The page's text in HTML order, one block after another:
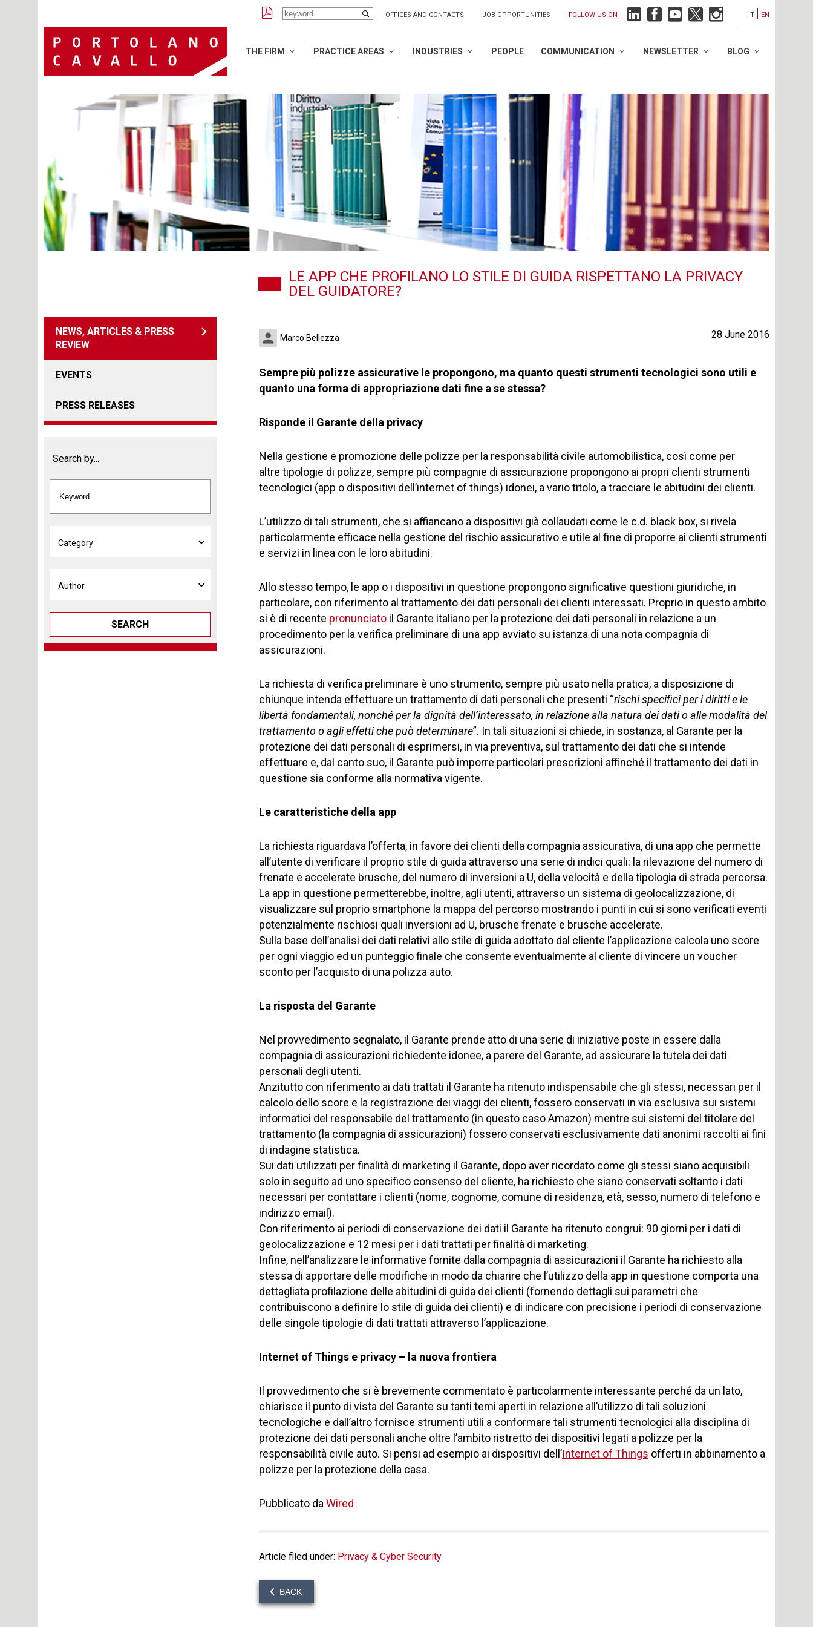
OFFICES AND CONTACTS JOB OPPORTUNITIES FOLLOW US ON IT EN
THE FIRM PRACTICE AREAS INDUSTRIES PEOPLE COMMUNICATION NEWSLETTER BLOG
LE APP CHE PROFILANO LO STILE DI GUIDA RISPETTANO LA PRIVACY
DEL GUIDATORE?
NEWS, ARTICLES & PRESS
REVIEW
EVENTS
PRESS RELEASES
Search by...
SEARCH
Marco Bellezza 28 June 2016
Sempre più polizze assicurative le propongono, ma quanto questi strumenti tecnologici sono utili e
quanto una forma di appropriazione dati fine a se stessa?
Risponde il Garante della privacy
Nella gestione e promozione delle polizze per la responsabilità civile automobilistica, così come per
altre tipologie di polizze, sempre più compagnie di assicurazione propongono ai propri clienti strumenti
tecnologici (app o dispositivi dell’internet of things) idonei, a vario titolo, a tracciare le abitudini dei clienti.
L’utilizzo di tali strumenti, che si affiancano a dispositivi già collaudati come le c.d. black box, si rivela
particolarmente efficace nella gestione del rischio assicurativo e utile al fine di proporre ai clienti strumenti
e servizi in linea con le loro abitudini.
Allo stesso tempo, le app o i dispositivi in questione propongono significative questioni giuridiche, in
particolare, con riferimento al trattamento dei dati personali dei clienti interessati. Proprio in questo ambito
si è di recente pronunciato il Garante italiano per la protezione dei dati personali in relazione a un
procedimento per la verifica preliminare di una app avviato su istanza di una nota compagnia di
assicurazioni.
La richiesta di verifica preliminare è uno strumento, sempre più usato nella pratica, a disposizione di
chiunque intenda effettuare un trattamento di dati personali che presenti “rischi specifici per i diritti e le
libertà fondamentali, nonché per la dignità dell’interessato, in relazione alla natura dei dati o alle modalità del
trattamento o agli effetti che può determinare”. In tali situazioni si chiede, in sostanza, al Garante per la
protezione dei dati personali di esprimersi, in via preventiva, sul trattamento dei dati che si intende
effettuare e, dal canto suo, il Garante può imporre particolari prescrizioni affinché il trattamento dei dati in
questione sia conforme alla normativa vigente.
Le caratteristiche della app
La richiesta riguardava l’offerta, in favore dei clienti della compagnia assicurativa, di una app che permette
all’utente di verificare il proprio stile di guida attraverso una serie di indici quali: la rilevazione del numero di
frenate e accelerate brusche, del numero di inversioni a U, della velocità e della tipologia di strada percorsa.
La app in questione permetterebbe, inoltre, agli utenti, attraverso un sistema di geolocalizzazione, di
visualizzare sul proprio smartphone la mappa del percorso mostrando i punti in cui si sono verificati eventi
potenzialmente rischiosi quali inversioni ad U, brusche frenate e brusche accelerate.
Sulla base dell’analisi dei dati relativi allo stile di guida adottato dal cliente l’applicazione calcola uno score
per ogni viaggio ed un punteggio finale che consente eventualmente al cliente di vincere un voucher
sconto per l’acquisto di una polizza auto.
La risposta del Garante
Nel provvedimento segnalato, il Garante prende atto di una serie di iniziative poste in essere dalla
compagnia di assicurazioni richiedente idonee, a parere del Garante, ad assicurare la tutela dei dati
personali degli utenti.
Anzitutto con riferimento ai dati trattati il Garante ha ritenuto indispensabile che gli stessi, necessari per il
calcolo dello score e la registrazione dei viaggi dei clienti, fossero conservati in via esclusiva sui sistemi
informatici del responsabile del trattamento (in questo caso Amazon) mentre sui sistemi del titolare del
trattamento (la compagnia di assicurazioni) fossero conservati esclusivamente dati anonimi raccolti ai fini
di indagine statistica.
Sui dati utilizzati per finalità di marketing il Garante, dopo aver ricordato come gli stessi siano acquisibili
solo in seguito ad uno specifico consenso del cliente, ha richiesto che siano conservati soltanto i dati
necessari per contattare i clienti (nome, cognome, comune di residenza, età, sesso, numero di telefono e
indirizzo email).
Con riferimento ai periodi di conservazione dei dati il Garante ha ritenuto congrui: 90 giorni per i dati di
geolocalizzazione e 12 mesi per i dati trattati per finalità di marketing.
Infine, nell’analizzare le informative fornite dalla compagnia di assicurazioni il Garante ha richiesto alla
stessa di apportare delle modifiche in modo da chiarire che l’utilizzo della app in questione comporta una
dettagliata profilazione delle abitudini di guida dei clienti (fornendo dettagli sui parametri che
contribuiscono a definire lo stile di guida dei clienti) e di indicare con precisione i periodi di conservazione
delle singole tipologie di dati trattati attraverso l’applicazione.
Internet of Things e privacy – la nuova frontiera
Il provvedimento che si è brevemente commentato è particolarmente interessante perché da un lato,
chiarisce il punto di vista del Garante su tanti temi aperti in relazione all’utilizzo di tali soluzioni
tecnologiche e dall’altro fornisce strumenti utili a conformare tali strumenti tecnologici alla disciplina di
protezione dei dati personali anche oltre l’ambito ristretto dei dispositivi legati a polizze per la
responsabilità civile auto. Si pensi ad esempio ai dispositivi dell’Internet of Things offerti in abbinamento a
polizze per la protezione della casa.
Pubblicato da Wired
Article filed under: Privacy & Cyber Security
BACK